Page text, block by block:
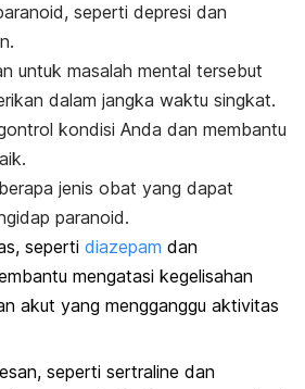
seperti depresi dan
untuk masalah mental tersebut
dalam jangka waktu singkat.
kondisi Anda dan membantu
jenis obat yang dapat
paranoid.
seperti diazepam dan
mengatasi kegelisahan
akut yang mengganggu aktivitas
seperti sertraline dan